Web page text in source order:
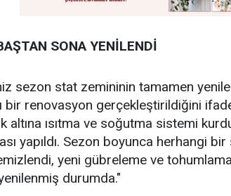
SONA YENİLENDİ
sezon stat zemininin tamamen
bir renovasyon gerçekleştirildiğini
altına ısıtma ve soğutma sistemi
yapıldı. Sezon boyunca herhangi
yeni gübreleme ve tohumlama
durumda."